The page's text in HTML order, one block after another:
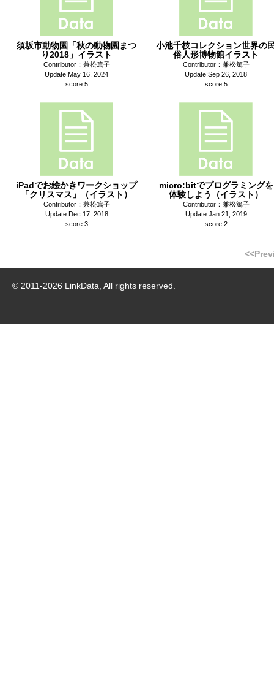
須坂市動物園「秋の動物園まつ
り2018」イラスト
Contributor：兼松篤子
Update:May 16, 2024
score 5
小池千枝コレクション世界の
俗人形博物館イラスト
Contributor：兼松篤子
Update:Sep 26, 2018
score 5
iPadでお絵かきワークショップ
「クリスマス」（イラスト）
Contributor：兼松篤子
Update:Dec 17, 2018
score 3
micro:bitでプログラミングを
体験しよう（イラスト）
Contributor：兼松篤子
Update:Jan 21, 2019
score 2
© 2011-2026 LinkData, All rights reserved.